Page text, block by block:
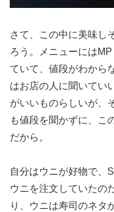
さて、この中に美味し
ろう。メニューには
ていて、値段がわから
はお店の人に聞いてい
がいいものらしいが、
も値段を聞かずに、こ
だから。
自分はウニが好物で、
ウニを注文していたの
り、ウニは寿司のネタ